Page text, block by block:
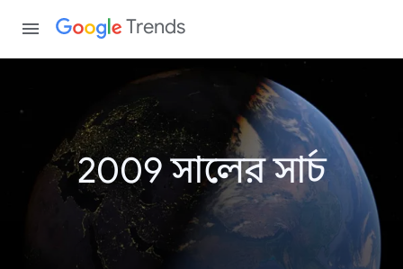
Trends
2009 সালের সার্চ